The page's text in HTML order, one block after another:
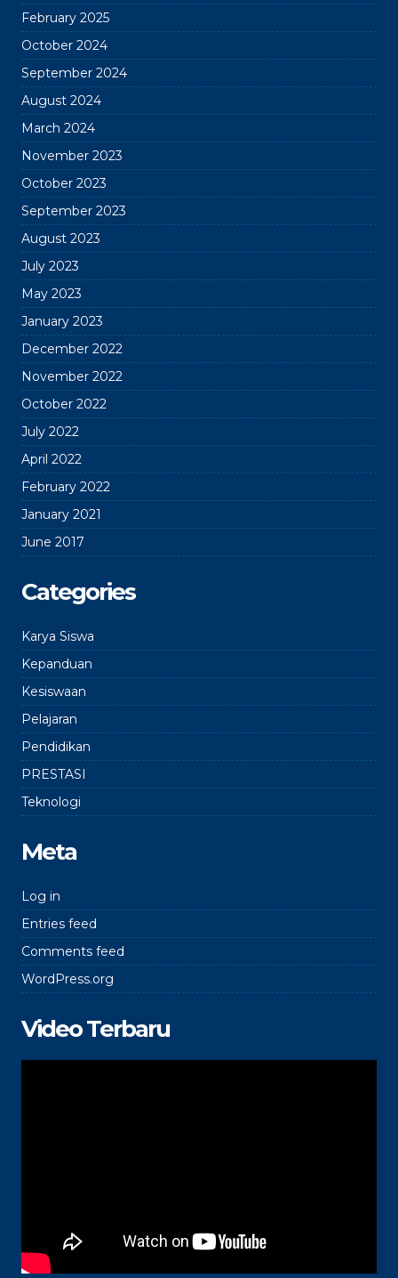
February 2025
October 2024
September 2024
August 2024
March 2024
November 2023
October 2023
September 2023
August 2023
July 2023
May 2023
January 2023
December 2022
November 2022
October 2022
July 2022
April 2022
February 2022
January 2021
June 2017
Categories
Karya Siswa
Kepanduan
Kesiswaan
Pelajaran
Pendidikan
PRESTASI
Teknologi
Meta
Log in
Entries feed
Comments feed
WordPress.org
Video Terbaru